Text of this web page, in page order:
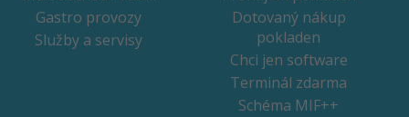
Gastro provozy
Služby a servisy
Dotovaný nákup
pokladen
Chci jen software
Terminál zdarma
Schéma MIF++